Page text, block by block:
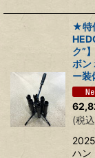
★特
ク”
ボン
ー装
(税込
ハン